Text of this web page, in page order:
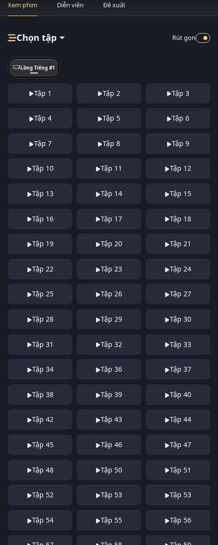
Xem phim Diễn viên Đề xuất
Chọn tập Rút gọn
Lồng Tiếng #1
Tập 1 Tập 2 Tập 3
Tập 4 Tập 5 Tập 6
Tập 7 Tập 8 Tập 9
Tập 10 Tập 11 Tập 12
Tập 13 Tập 14 Tập 15
Tập 16 Tập 17 Tập 18
Tập 19 Tập 20 Tập 21
Tập 22 Tập 23 Tập 24
Tập 25 Tập 26 Tập 27
Tập 28 Tập 29 Tập 30
Tập 31 Tập 32 Tập 33
Tập 34 Tập 36 Tập 37
Tập 38 Tập 39 Tập 40
Tập 42 Tập 43 Tập 44
Tập 45 Tập 46 Tập 47
Tập 48 Tập 50 Tập 51
Tập 52 Tập 53 Tập 53
Tập 54 Tập 55 Tập 56